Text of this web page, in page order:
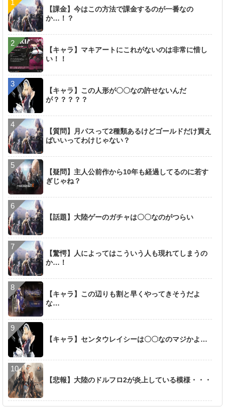
【課金】今はこの方法で課金するのが一番なの
か…！？
【キャラ】マキアートにこれがないのは非常に惜し
い！！
【キャラ】この人形が〇〇なの許せないんだ
が？？？？？
【質問】月パスって2種類あるけどゴールドだけ買え
ばいいってわけじゃない？
【疑問】主人公前作から10年も経過してるのに若す
ぎじゃね？
【話題】大陸ゲーのガチャは〇〇なのがつらい
【驚愕】人によってはこういう人も現れてしまうの
か…！
【キャラ】この辺りも割と早くやってきそうだよ
な…
【キャラ】センタウレイシーは〇〇なのマジかよ…
【悲報】大陸のドルフロ2が炎上している模様・・・